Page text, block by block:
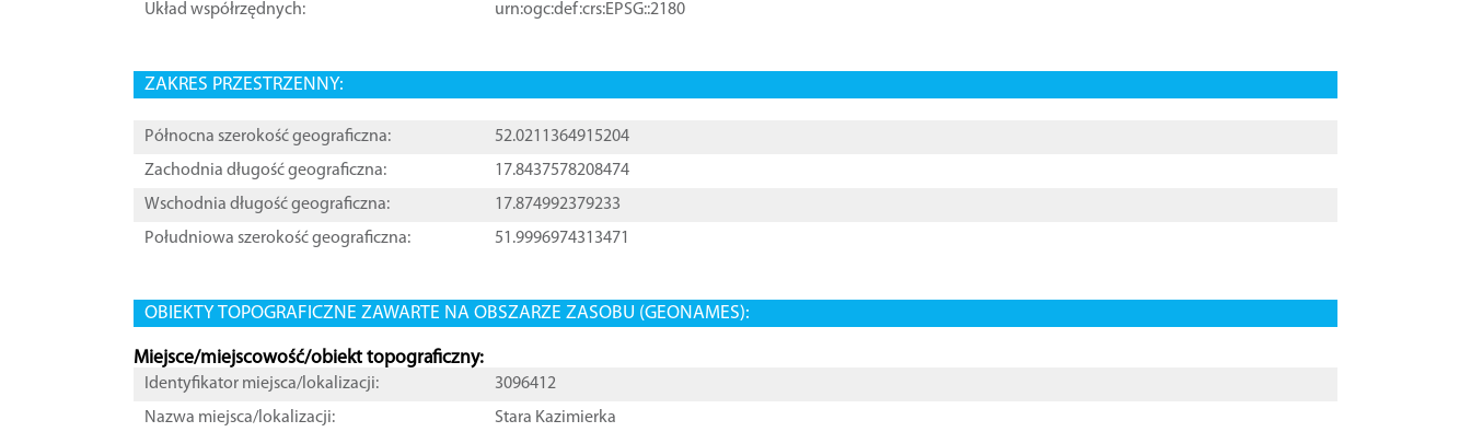
Układ współrzędnych:
urn:ogc:def:crs:EPSG::2180
ZAKRES PRZESTRZENNY:
Północna szerokość geograficzna:
52.0211364915204
Zachodnia długość geograficzna:
17.8437578208474
Wschodnia długość geograficzna:
17.874992379233
Południowa szerokość geograficzna:
51.9996974313471
OBIEKTY TOPOGRAFICZNE ZAWARTE NA OBSZARZE ZASOBU (GEONAMES):
Miejsce/miejscowość/obiekt topograficzny:
Identyfikator miejsca/lokalizacji:
3096412
Nazwa miejsca/lokalizacji:
Stara Kazimierka